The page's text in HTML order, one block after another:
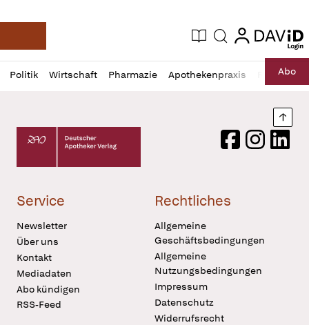
Deutsche Apotheker Zeitung
Aktuelle Ausgabe
Suche login
login
Politik Wirtschaft Pharmazie Apothekenpraxis RechtAbo
Profil
öffnen
Daz
Pur
Deutscher Apotheker Verlag Logo
FacebookInstagram
Service
Newsletter
Über uns
Kontakt
Mediadaten
Abo kündigen
RSS-Feed
Rechtliches
Allgemeine
Geschäftsbedingungen
Allgemeine
Nutzungsbedingungen
Impressum
Datenschutz
Widerrufsrecht